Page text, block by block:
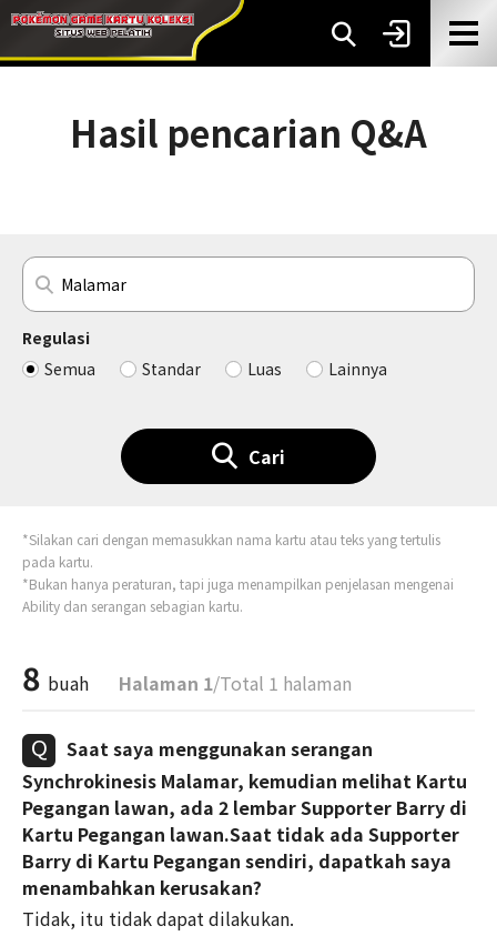
Hasil pencarian Q&A
Regulasi
Semua
Standar Luas Lainnya
Cari
*Silakan cari dengan memasukkan nama kartu atau teks yang tertulis
pada kartu.
*Bukan hanya peraturan, tapi juga menampilkan penjelasan mengenai
Ability dan serangan sebagian kartu.
8 buah Halaman 1/Total 1 halaman
Saat saya menggunakan serangan
Synchrokinesis Malamar, kemudian melihat Kartu
Pegangan lawan, ada 2 lembar Supporter Barry di
Kartu Pegangan lawan.Saat tidak ada Supporter
Barry di Kartu Pegangan sendiri, dapatkah saya
menambahkan kerusakan?
Tidak, itu tidak dapat dilakukan.